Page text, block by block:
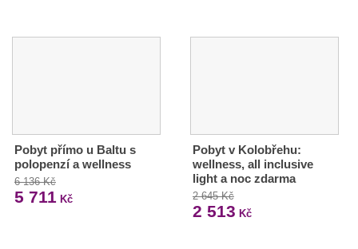
Pobyt přímo u Baltu s
polopenzí a wellness
6 136 Kč
5 711 Kč
Pobyt v Kolobřehu:
wellness, all inclusive
light a noc zdarma
2 645 Kč
2 513 Kč